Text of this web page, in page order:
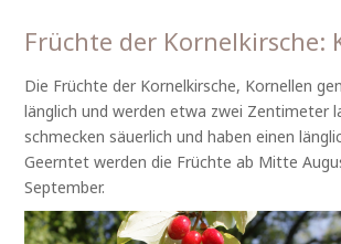
Früchte der Kornelkirsche:
Die Früchte der Kornelkirsche, Kornellen
länglich und werden etwa zwei Zentimeter
schmecken säuerlich und haben einen
Geerntet werden die Früchte ab Mitte
September.